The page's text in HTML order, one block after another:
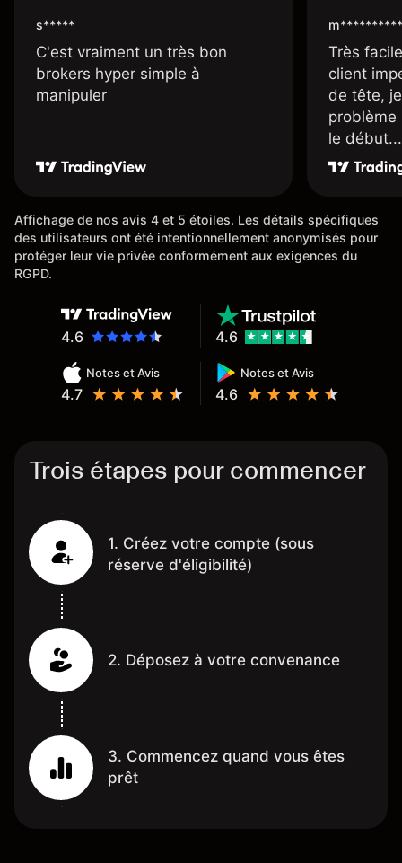
s*****
C'est vraiment un très bon
brokers hyper simple à
manipuler
m**********
Très
client
de tête,
problème
le début...
Affichage de nos avis 4 et 5 étoiles. Les détails spécifiques
des utilisateurs ont été intentionnellement anonymisés pour
protéger leur vie privée conformément aux exigences du
RGPD.
4.6
Notes et Avis
4.7
Notes et Avis
4.6
4.6
Trois étapes pour commencer
1. Créez votre compte (sous
réserve d'éligibilité)
2. Déposez à votre convenance
3. Commencez quand vous êtes
prêt